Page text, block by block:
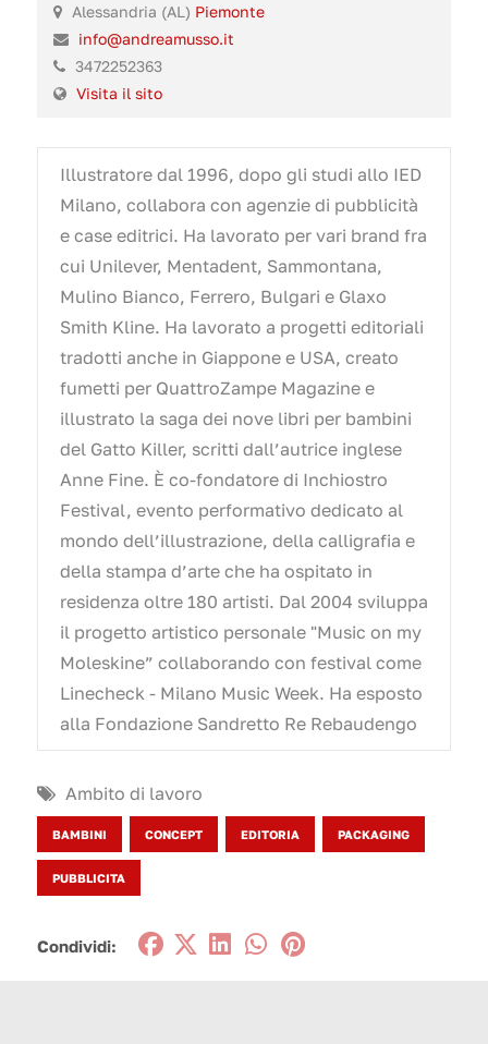
Alessandria (AL) Piemonte
info@andreamusso.it
3472252363
Visita il sito
Illustratore dal 1996, dopo gli studi allo IED
Milano, collabora con agenzie di pubblicità
e case editrici. Ha lavorato per vari brand fra
cui Unilever, Mentadent, Sammontana,
Mulino Bianco, Ferrero, Bulgari e Glaxo
Smith Kline. Ha lavorato a progetti editoriali
tradotti anche in Giappone e USA, creato
fumetti per QuattroZampe Magazine e
illustrato la saga dei nove libri per bambini
del Gatto Killer, scritti dall’autrice inglese
Anne Fine. È co-fondatore di Inchiostro
Festival, evento performativo dedicato al
mondo dell’illustrazione, della calligrafia e
della stampa d’arte che ha ospitato in
residenza oltre 180 artisti. Dal 2004 sviluppa
il progetto artistico personale "Music on my
Moleskine” collaborando con festival come
Linecheck - Milano Music Week. Ha esposto
alla Fondazione Sandretto Re Rebaudengo
Ambito di lavoro
BAMBINI CONCEPT EDITORIA PACKAGING
PUBBLICITA
Condividi: